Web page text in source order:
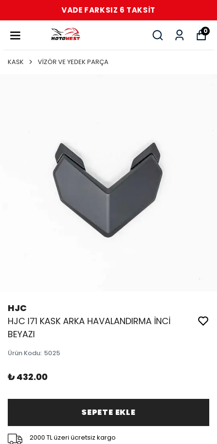
VADE FARKSIZ 6 TAKSİT
0
KASK VİZÖR VE YEDEK PARÇA
HJC
HJC I71 KASK ARKA HAVALANDIRMA İNCİ
BEYAZI
Ürün Kodu: 5025
₺ 432.00
SEPETE EKLE
2000 TL üzeri ücretsiz kargo